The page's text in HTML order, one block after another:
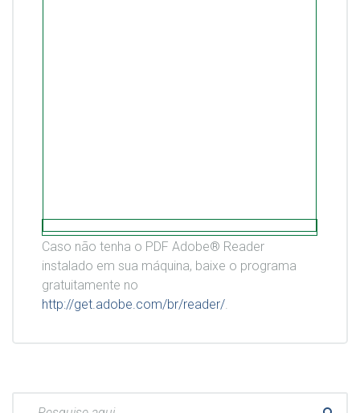
Caso não tenha o PDF Adobe® Reader
instalado em sua máquina, baixe o programa
gratuitamente no
http://get.adobe.com/br/reader/.